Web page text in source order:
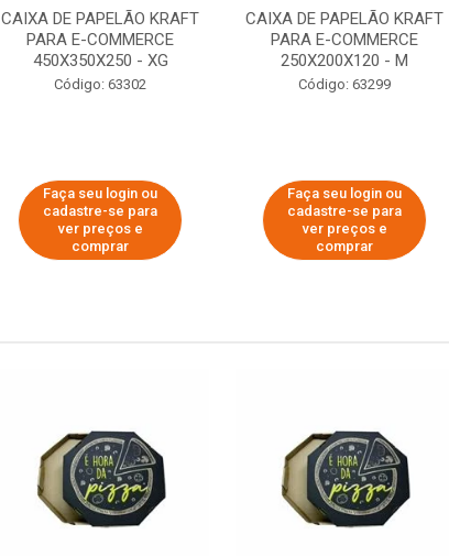
CAIXA DE PAPELÃO KRAFT
PARA E-COMMERCE
450X350X250 - XG
Código: 63302
Faça seu login ou
cadastre-se para
ver preços e
comprar
CAIXA DE PAPELÃO KRAFT
PARA E-COMMERCE
250X200X120 - M
Código: 63299
Faça seu login ou
cadastre-se para
ver preços e
comprar